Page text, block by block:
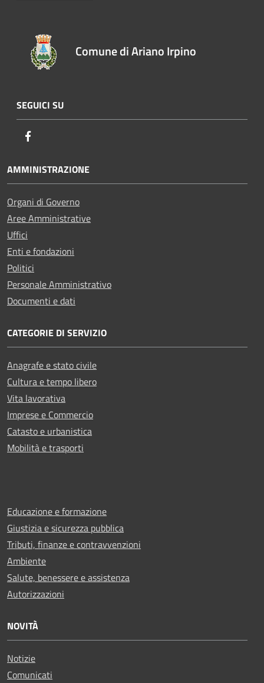
Comune di Ariano Irpino
SEGUICI SU
AMMINISTRAZIONE
Organi di Governo
Aree Amministrative
Uffici
Enti e fondazioni
Politici
Personale Amministrativo
Documenti e dati
CATEGORIE DI SERVIZIO
Anagrafe e stato civile
Cultura e tempo libero
Vita lavorativa
Imprese e Commercio
Catasto e urbanistica
Mobilità e trasporti
Educazione e formazione
Giustizia e sicurezza pubblica
Tributi, finanze e contravvenzioni
Ambiente
Salute, benessere e assistenza
Autorizzazioni
NOVITÀ
Notizie
Comunicati